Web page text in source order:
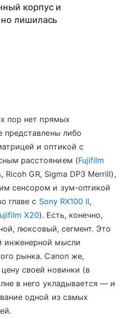
корпус и
лишилась
пор нет прямых
представлены либо
и оптикой с
расстоянием (Fujifilm
, Ricoh GR, Sigma DP3 Merrill),
сенсором и зум-оптикой
главе с Sony RX100 II,
X20). Есть, конечно,
люксовый, сегмент. Это
инженерной мысли
рынка. Canon же,
своей новинки (в
в него укладывается — и
одной из самых